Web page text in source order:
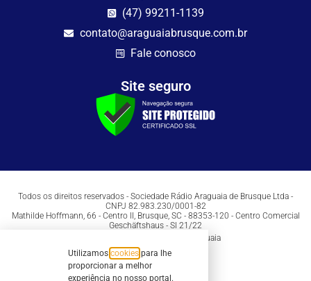
(47) 99211-1139
contato@araguaiabrusque.com.br
Fale conosco
Site seguro
Todos os direitos reservados - Sociedade Rádio Araguaia de Brusque Ltda -
CNPJ 82.983.230/0001-82
Mathilde Hoffmann, 66 - Centro II, Brusque, SC - 88353-120 - Centro Comercial
Geschäftshaus - Sl 21/22
Copyright © 2026 | Rádio Araguaia
Utilizamos cookies para lhe
proporcionar a melhor
experiência no nosso portal.